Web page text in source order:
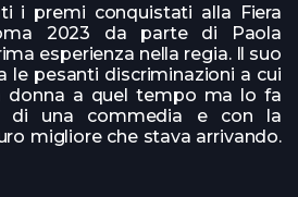
i premi conquistati alla Fiera
2023 da parte di Paola
esperienza nella regia. Il suo
le pesanti discriminazioni a cui
donna a quel tempo ma lo fa
di una commedia e con la
migliore che stava arrivando.